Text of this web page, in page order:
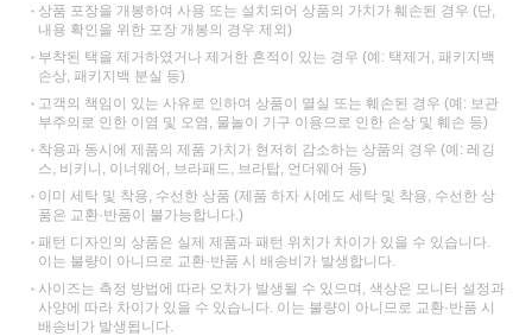
상품 포장을 개봉하여 사용 또는 설치되어 상품의 가치가 훼손된 경우 (단,
내용 확인을 위한 포장 개봉의 경우 제외)
부착된 택을 제거하였거나 제거한 흔적이 있는 경우 (예: 택제거, 패키지백
손상, 패키지백 분실 등)
고객의 책임이 있는 사유로 인하여 상품이 멸실 또는 훼손된 경우 (예: 보관
부주의로 인한 이염 및 오염, 물놀이 기구 이용으로 인한 손상 및 훼손 등)
착용과 동시에 제품의 제품 가치가 현저히 감소하는 상품의 경우 (예: 레깅
스, 비키니, 이너웨어, 브라패드, 브라탑, 언더웨어 등)
이미 세탁 및 착용, 수선한 상품 (제품 하자 시에도 세탁 및 착용, 수선한 상
품은 교환·반품이 불가능합니다.)
패턴 디자인의 상품은 실제 제품과 패턴 위치가 차이가 있을 수 있습니다.
이는 불량이 아니므로 교환·반품 시 배송비가 발생합니다.
사이즈는 측정 방법에 따라 오차가 발생될 수 있으며, 색상은 모니터 설정과
사양에 따라 차이가 있을 수 있습니다. 이는 불량이 아니므로 교환·반품 시
배송비가 발생됩니다.